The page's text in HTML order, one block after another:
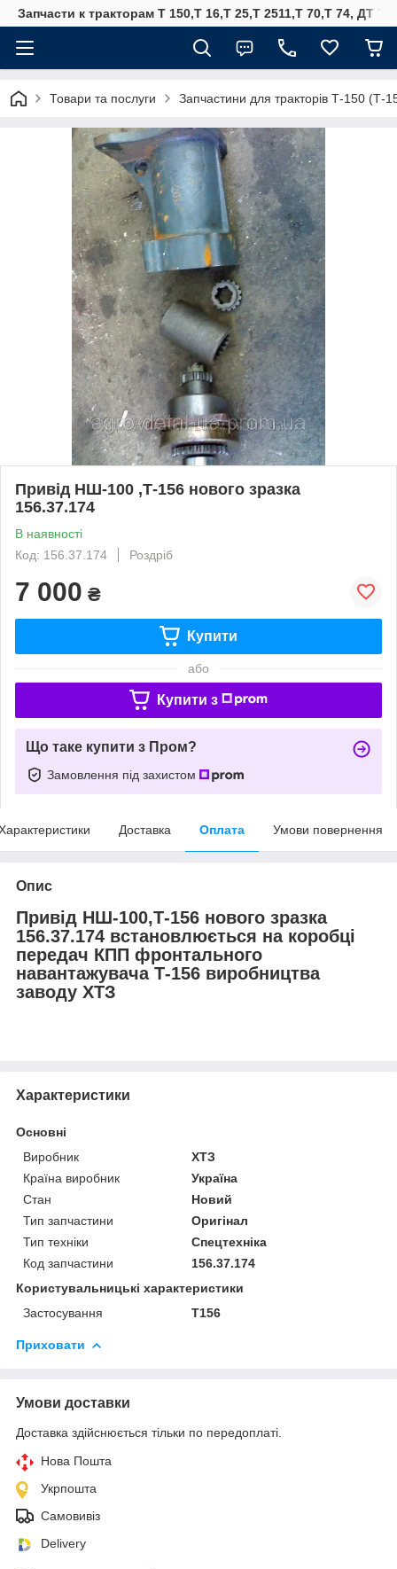
Запчасти к тракторам Т 150,Т 16,Т 25,Т 2511,Т 70,Т 74, ДТ
Товари та послуги Запчастини для тракторів Т-150
Привід НШ-100 ,Т-156 нового зразка
156.37.174
В наявності
Код: 156.37.174
Роздріб
7 000 ₴
Купити
або
Купити з
Що таке купити з Пром?
Замовлення під захистом
Доставка Оплата Умови повернення
Опис
Привід НШ-100,Т-156 нового зразка
156.37.174 встановлюється на коробці
передач КПП фронтального
навантажувача Т-156 виробництва
заводу ХТЗ
Характеристики
Основні
Виробник
ХТЗ
Країна виробник
Україна
Стан
Новий
Тип запчастини
Оригінал
Тип техніки
Спецтехніка
Код запчастини
156.37.174
Користувальницькі характеристики
Застосування
Т156
Приховати
Умови доставки
Доставка здійснюється тільки по передоплаті.
Нова Пошта
Укрпошта
Самовивіз
Delivery